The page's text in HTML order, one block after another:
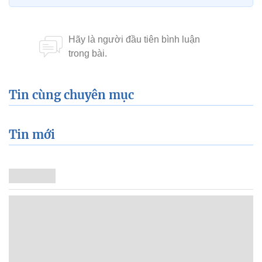
Tin cùng chuyên mục
Tin mới